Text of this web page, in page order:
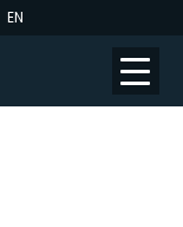
EN